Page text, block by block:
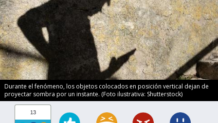
Durante el fenómeno, los objetos colocados en posición vertical dejan de
proyectar sombra por un instante. (Foto ilustrativa: Shutterstock)
13